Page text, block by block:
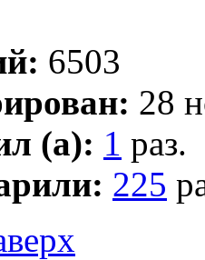
6503
28
(а): 1 раз.
225